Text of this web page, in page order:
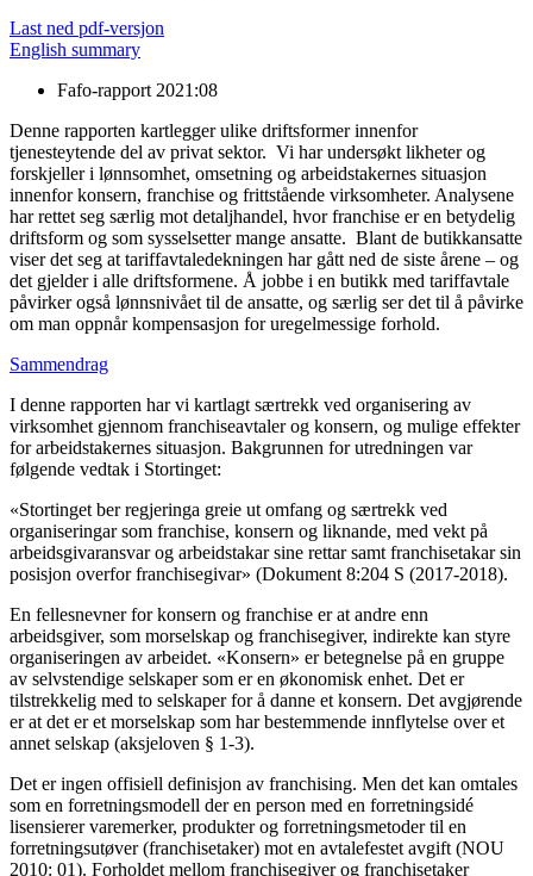
Last ned pdf-versjon
English summary
Fafo-rapport 2021:08
Denne rapporten kartlegger ulike driftsformer innenfor
tjenesteytende del av privat sektor. Vi har undersøkt likheter og
forskjeller i lønnsomhet, omsetning og arbeidstakernes situasjon
innenfor konsern, franchise og frittstående virksomheter. Analysene
har rettet seg særlig mot detaljhandel, hvor franchise er en betydelig
driftsform og som sysselsetter mange ansatte. Blant de butikkansatte
viser det seg at tariffavtaledekningen har gått ned de siste årene – og
det gjelder i alle driftsformene. Å jobbe i en butikk med tariffavtale
påvirker også lønnsnivået til de ansatte, og særlig ser det til å påvirke
om man oppnår kompensasjon for uregelmessige forhold.
Sammendrag
I denne rapporten har vi kartlagt særtrekk ved organisering av
virksomhet gjennom franchiseavtaler og konsern, og mulige effekter
for arbeidstakernes situasjon. Bakgrunnen for utredningen var
følgende vedtak i Stortinget:
«Stortinget ber regjeringa greie ut omfang og særtrekk ved
organiseringar som franchise, konsern og liknande, med vekt på
arbeidsgivaransvar og arbeidstakar sine rettar samt franchisetakar sin
posisjon overfor franchisegivar» (Dokument 8:204 S (2017-2018).
En fellesnevner for konsern og franchise er at andre enn
arbeidsgiver, som morselskap og franchisegiver, indirekte kan styre
organiseringen av arbeidet. «Konsern» er betegnelse på en gruppe
av selvstendige selskaper som er en økonomisk enhet. Det er
tilstrekkelig med to selskaper for å danne et konsern. Det avgjørende
er at det er et morselskap som har bestemmende innflytelse over et
annet selskap (aksjeloven § 1-3).
Det er ingen offisiell definisjon av franchising. Men det kan omtales
som en forretningsmodell der en person med en forretningsidé
lisensierer varemerker, produkter og forretningsmetoder til en
forretningsutøver (franchisetaker) mot en avtalefestet avgift (NOU
2010: 01). Forholdet mellom franchisegiver og franchisetaker